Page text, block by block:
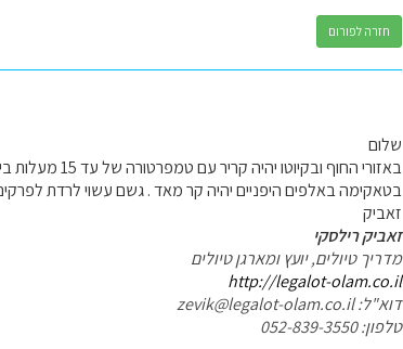
חזרה לפורום
שלום
באזורי החוף ובקיוטו יהיה קריר עם טמפרטורה של עד 15 מעלות ביום וכ 5 מעלות בלילה
בטאקימה באלפים היפניים יהיה קר מאד . גשם עשוי לרדת
זאביק
זאביק רילסקי
מדריך טיולים, יועץ ומארגן טיולים
http://legalot-olam.co.il
דוא"ל: zevik@legalot-olam.co.il
טלפון: 052-839-3550